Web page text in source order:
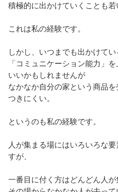
積極的に出かけていくことも若
これは私の経験です。
しかし、いつまでも出かけて
「コミュニケーション能力」
いいかもしれませんが
なかなか自分の家という商品
つきにくい。
というのも私の経験です。
人が集まる場にはいろいろな
すが、
一番目に付く方はどんどん人